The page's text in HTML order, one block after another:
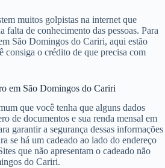
muitos golpistas na internet que
falta de conhecimento das pessoas. Para
São Domingos do Cariri, aqui estão
consiga o crédito de que precisa com
em São Domingos do Cariri
que você tenha que alguns dados
de documentos e sua renda mensal em
garantir a segurança dessas informações
se há um cadeado ao lado do endereço
que não apresentam o cadeado não
do Cariri.